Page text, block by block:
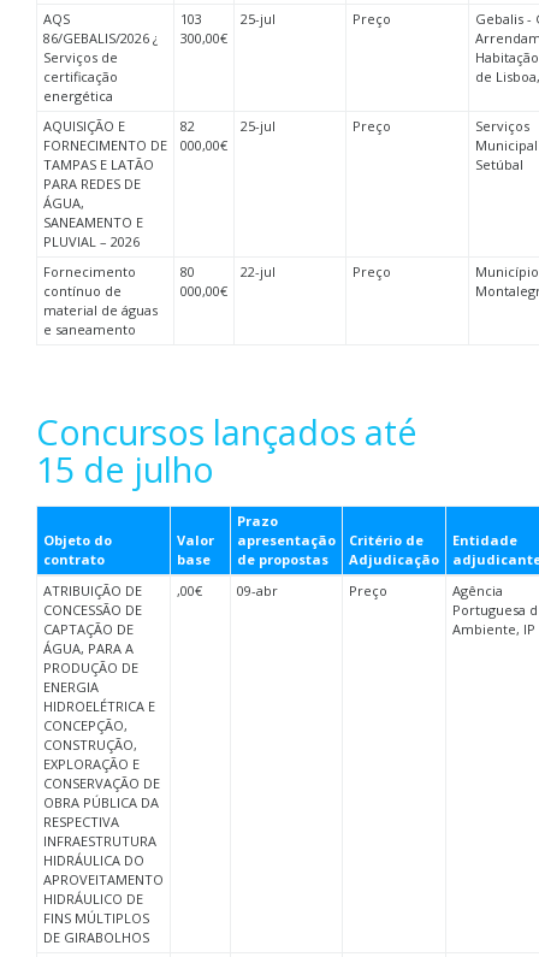
AQS
86/GEBALIS/2026 ¿
Serviços de
certificação
energética
103
300,00€
25-jul Preço
Gebalis -
de
AQUISIÇÃO E
FORNECIMENTO DE
TAMPAS E LATÃO
PARA REDES DE
ÁGUA,
SANEAMENTO E
PLUVIAL – 2026
82
000,00€
25-jul Preço
Serviços
Setúbal
Fornecimento
contínuo de
material de águas
e saneamento
80
000,00€
22-jul Preço
Concursos lançados até
15 de julho
Objeto do
contrato
Valor
base
Prazo
apresentação
de propostas
Critério de
Adjudicação
Entidade
ATRIBUIÇÃO DE
CONCESSÃO DE
CAPTAÇÃO DE
ÁGUA, PARA A
PRODUÇÃO DE
ENERGIA
HIDROELÉTRICA E
CONCEPÇÃO,
CONSTRUÇÃO,
EXPLORAÇÃO E
CONSERVAÇÃO DE
OBRA PÚBLICA DA
RESPECTIVA
INFRAESTRUTURA
HIDRÁULICA DO
APROVEITAMENTO
HIDRÁULICO DE
FINS MÚLTIPLOS
DE GIRABOLHOS
,00€ 09-abr Preço
Agência
Portuguesa
Ambiente, IP